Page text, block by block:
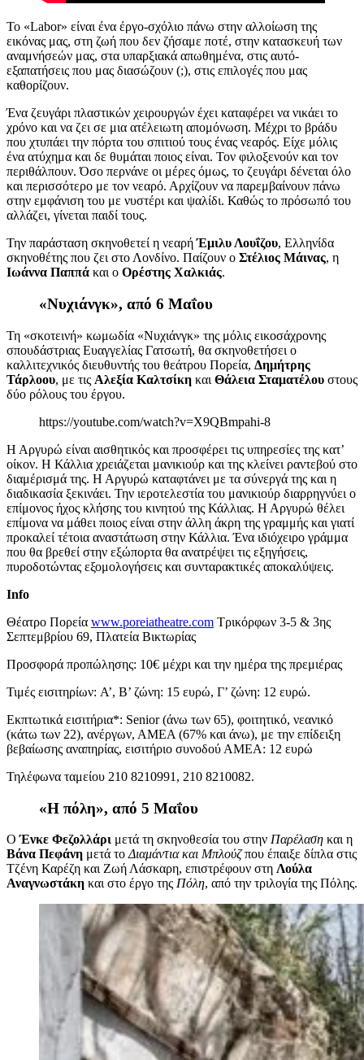
Το «Labor» είναι ένα έργο-σχόλιο πάνω στην αλλοίωση της
εικόνας μας, στη ζωή που δεν ζήσαμε ποτέ, στην κατασκευή των
αναμνήσεών μας, στα υπαρξιακά απωθημένα, στις αυτό-
εξαπατήσεις που μας διασώζουν (;), στις επιλογές που μας
καθορίζουν.
Ένα ζευγάρι πλαστικών χειρουργών έχει καταφέρει να νικάει το
χρόνο και να ζει σε μια ατέλειωτη απομόνωση. Μέχρι το βράδυ
που χτυπάει την πόρτα του σπιτιού τους ένας νεαρός. Είχε μόλις
ένα ατύχημα και δε θυμάται ποιος είναι. Τον φιλοξενούν και τον
περιθάλπουν. Όσο περνάνε οι μέρες όμως, το ζευγάρι δένεται όλο
και περισσότερο με τον νεαρό. Αρχίζουν να παρεμβαίνουν πάνω
στην εμφάνιση του με νυστέρι και ψαλίδι. Καθώς το πρόσωπό του
αλλάζει, γίνεται παιδί τους.
Την παράσταση σκηνοθετεί η νεαρήΈμιλυ Λουΐζου, Ελληνίδα
σκηνοθέτης που ζει στο Λονδίνο. Παίζουν ο Στέλιος Μάινας, η
Ιωάννα Παππά και ο Ορέστης Χαλκιάς.
«Νυχιάνγκ», από 6 Μαΐου
Τη «σκοτεινή» κωμωδία «Νυχιάνγκ» της μόλις εικοσάχρονης
σπουδάστριας Ευαγγελίας Γατσωτή, θα σκηνοθετήσει ο
καλλιτεχνικός διευθυντής του θεάτρου Πορεία, Δημήτρης
Τάρλοου, με τις Αλεξία Καλτσίκη και Θάλεια Σταματέλου στους
δύο ρόλους του έργου.
https://youtube.com/watch?v=X9QBmpahi-8
Η Αργυρώ είναι αισθητικός και προσφέρει τις υπηρεσίες της κατ’
οίκον. Η Κάλλια χρειάζεται μανικιούρ και της κλείνει ραντεβού στο
διαμέρισμά της. Η Αργυρώ καταφτάνει με τα σύνεργά της και η
διαδικασία ξεκινάει. Την ιεροτελεστία του μανικιούρ διαρρηγνύει ο
επίμονος ήχος κλήσης του κινητού της Κάλλιας. Η Αργυρώ θέλει
επίμονα να μάθει ποιος είναι στην άλλη άκρη της γραμμής και γιατί
προκαλεί τέτοια αναστάτωση στην Κάλλια. Ένα ιδιόχειρο γράμμα
που θα βρεθεί στην εξώπορτα θα ανατρέψει τις εξηγήσεις,
πυροδοτώντας εξομολογήσεις και συνταρακτικές αποκαλύψεις.
Info
Θέατρο Πορεία www.poreiatheatre.com Τρικόρφων 3-5 & 3ης
Σεπτεμβρίου 69, Πλατεία Βικτωρίας
Προσφορά προπώλησης: 10€ μέχρι και την ημέρα της πρεμιέρας
Τιμές εισιτηρίων: A’, Β’ ζώνη: 15 ευρώ, Γ’ ζώνη: 12 ευρώ.
Εκπτωτικά εισιτήρια*: Senior (άνω των 65), φοιτητικό, νεανικό
(κάτω των 22), ανέργων, ΑΜΕΑ (67% και άνω), με την επίδειξη
βεβαίωσης αναπηρίας, εισιτήριο συνοδού ΑΜΕΑ: 12 ευρώ
Τηλέφωνα ταμείου 210 8210991, 210 8210082.
«Η πόλη», από 5 Μαΐου
ΟΈνκε Φεζολλάρι μετά τη σκηνοθεσία του στην Παρέλαση και η
Βάνα Πεφάνη μετά το Διαμάντια και Μπλούζπου έπαιξε δίπλα στις
Τζένη Καρέζη και Ζωή Λάσκαρη, επιστρέφουν στη Λούλα
Αναγνωστάκη και στο έργο της Πόλη, από την τριλογία της Πόλης.